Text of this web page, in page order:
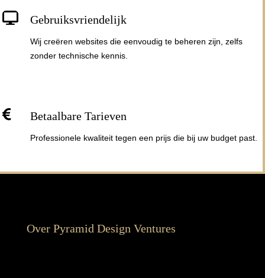
 Gebruiksvriendelijk
Wij creëren websites die eenvoudig te beheren zijn, zelfs
zonder technische kennis.
 Betaalbare Tarieven
Professionele kwaliteit tegen een prijs die bij uw budget past.
Over Pyramid Design Ventures